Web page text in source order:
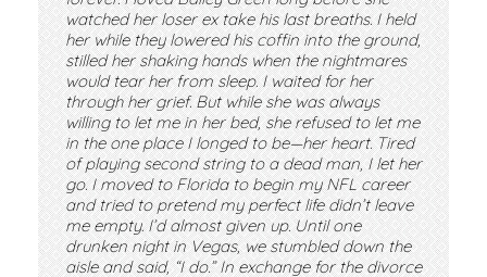
watched her loser ex take his last breaths. I held
her while they lowered his coffin into the ground,
stilled her shaking hands when the nightmares
would tear her from sleep. I waited for her
through her grief. But while she was always
willing to let me in her bed, she refused to let me
in the one place I longed to be—her heart. Tired
of playing second string to a dead man, I let her
go. I moved to Florida to begin my NFL career
and tried to pretend my perfect life didn’t leave
me empty. I’d almost given up. Until one
drunken night in Vegas, we stumbled down the
aisle and said, “I do.” In exchange for the divorce